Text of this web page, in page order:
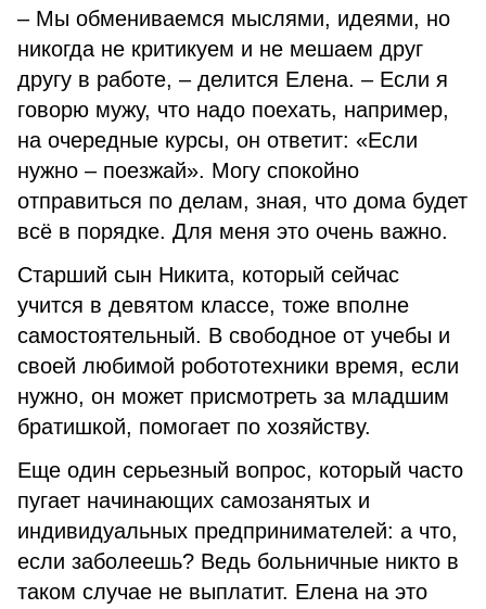
– Мы обмениваемся мыслями, идеями, но
никогда не критикуем и не мешаем друг
другу в работе, – делится Елена. – Если я
говорю мужу, что надо поехать, например,
на очередные курсы, он ответит: «Если
нужно – поезжай». Могу спокойно
отправиться по делам, зная, что дома будет
всё в порядке. Для меня это очень важно.
Старший сын Никита, который сейчас
учится в девятом классе, тоже вполне
самостоятельный. В свободное от учебы и
своей любимой робототехники время, если
нужно, он может присмотреть за младшим
братишкой, помогает по хозяйству.
Еще один серьезный вопрос, который часто
пугает начинающих самозанятых и
индивидуальных предпринимателей: а что,
если заболеешь? Ведь больничные никто в
таком случае не выплатит. Елена на это